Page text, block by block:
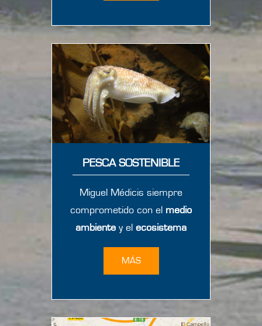
PESCA SOSTENIBLE
Miguel Médicis siempre
comprometido con el medio
ambiente y el ecosistema
MÁS